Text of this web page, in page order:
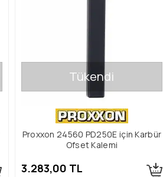
Tükendi
Proxxon 24560 PD250E için Karbür
Ofset Kalemi
3.283,00 TL